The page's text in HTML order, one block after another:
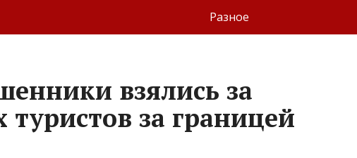
Разное
взялись за
туристов за границей